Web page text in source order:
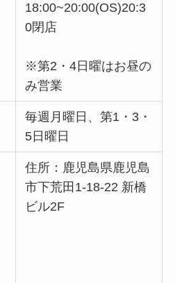
18:00~20:00(OS)20:3
0閉店
※第2・4日曜はお昼の
み営業
毎週月曜日、第1・3・
5日曜日
住所：鹿児島県鹿児島
市下荒田1-18-22 新橋
ビル2F